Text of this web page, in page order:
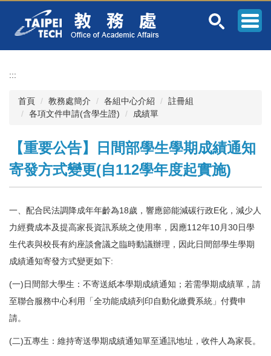
容
:::
首頁 教務處簡介 各組中心介紹
註冊組
各項文件申請(含學生證)
成績單
【重要公告】日間部學生學期成績通知
寄發方式變更(自112學年度起實施)
一、配合民法調降成年年齡為18歲，響應節能減碳行政E化，減少人
力經費成本及提高家長資訊系統之使用率，因應112年10月30日學
生代表與校長有約座談會議之臨時動議辦理，因此日間部學生學期
成績通知寄發方式變更如下:
(一)日間部大學生：不寄送紙本學期成績通知；若需學期成績單，請
至聯合服務中心利用「全功能成績列印自動化繳費系統」付費申
請。
(二)五專生：維持寄送學期成績通知單至通訊地址，收件人為家長。